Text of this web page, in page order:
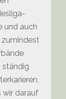
und auch
zumindest
ständig
wir darauf